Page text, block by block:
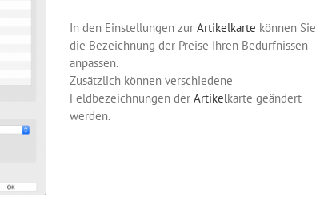
In den Einstellungen zurArtikelkarte können Sie
die Bezeichnung der Preise Ihren Bedürfnissen
anpassen.
Zusätzlich können verschiedene
Feldbezeichnungen derArtikelkarte geändert
werden.